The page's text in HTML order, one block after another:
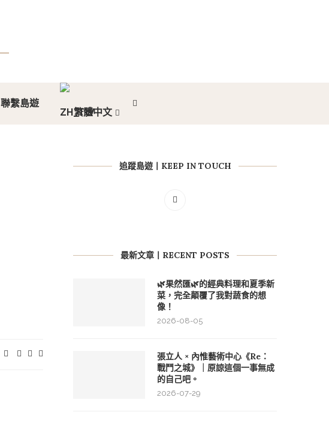
聯繫島遊
繁體中文
追蹤島遊丨KEEP IN TOUCH
最新文章丨RECENT POSTS
🌿果然匯🌿的經典料理和夏季新
菜，完全顛覆了我對蔬食的想
像！
2026-08-05
張立人 × 內惟藝術中心《Re：
戰鬥之城》｜原諒這個一事無成
的自己吧。
2026-07-29